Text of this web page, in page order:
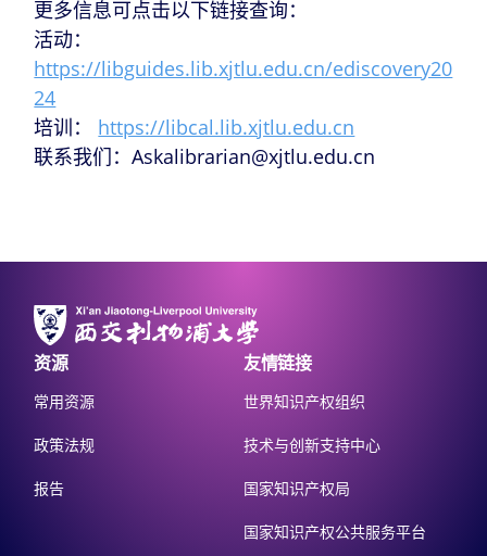
更多信息可点击以下链接查询：
活动：
https://libguides.lib.xjtlu.edu.cn/ediscovery20
24
培训： https://libcal.lib.xjtlu.edu.cn
联系我们：Askalibrarian@xjtlu.edu.cn
资源
常用资源
政策法规
报告
友情链接
世界知识产权组织
技术与创新支持中心
国家知识产权局
国家知识产权公共服务平台